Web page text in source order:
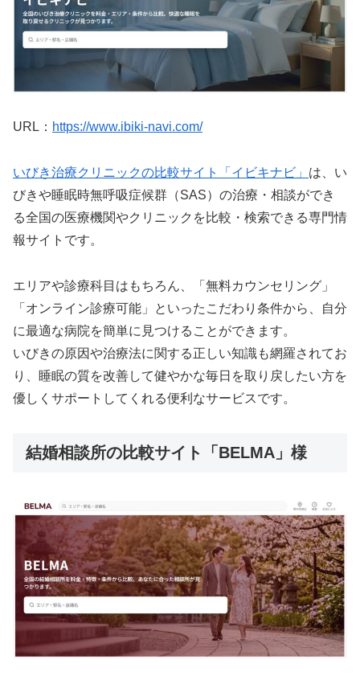
URL： https://www.ibiki-navi.com/
いびき治療クリニックの比較サイト「イビキナビ」 は、い
びきや睡眠時無呼吸症候群（SAS）の治療・相談ができ
る全国の医療機関やクリニックを比較・検索できる専門情
報サイトです。
エリアや診療科目はもちろん、「無料カウンセリング」
「オンライン診療可能」といったこだわり条件から、自分
に最適な病院を簡単に見つけることができます。
いびきの原因や治療法に関する正しい知識も網羅されてお
り、睡眠の質を改善して健やかな毎日を取り戻したい方を
優しくサポートしてくれる便利なサービスです。
結婚相談所の比較サイト「BELMA」様